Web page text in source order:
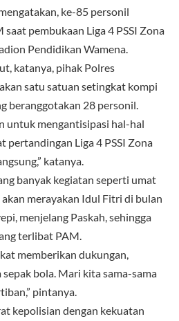
ke-85 personil
pembukaan Liga 4 PSSI Zona
Pendidikan Wamena.
katanya, pihak Polres
satu satuan setingkat kompi
beranggotakan 28 personil.
untuk mengantisipasi hal-hal
pertandingan Liga 4 PSSI Zona
katanya.
banyak kegiatan seperti umat
merayakan Idul Fitri di bulan
menjelang Paskah, sehingga
terlibat PAM.
memberikan dukungan,
bola. Mari kita sama-sama
pintanya.
kepolisian dengan kekuatan